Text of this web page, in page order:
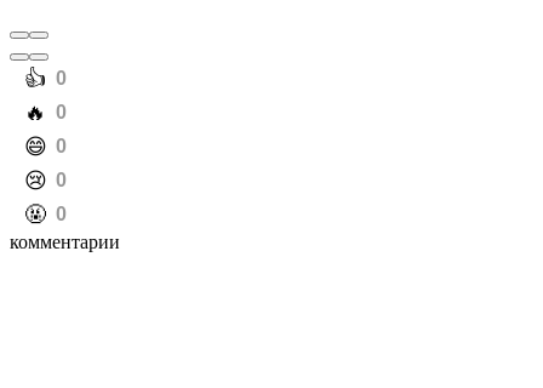
️👍 0
️🔥 0
️😄 0
️😢 0
️🤬 0
комментарии